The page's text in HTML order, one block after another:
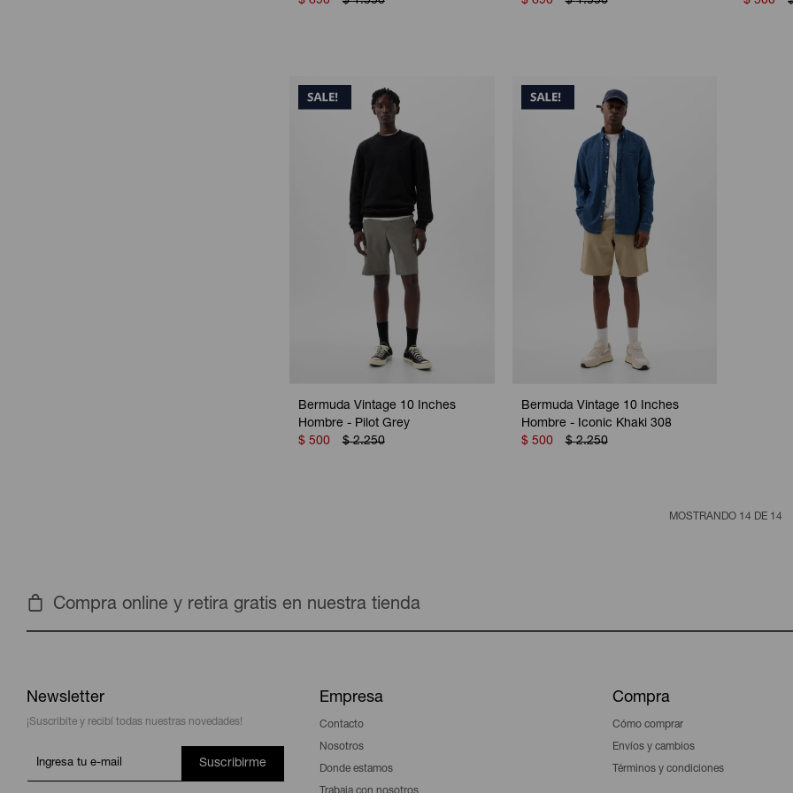
Bermuda Vintage 10 Inches
Hombre - Pilot Grey
$ 500 $ 2.250
Bermuda Vintage 10 Inches
Hombre - Iconic Khaki 308
$ 500 $ 2.250
MOSTRANDO 14 DE 14
Compra online y retira gratis en nuestra tienda
Newsletter
¡Suscribite y recibí todas nuestras novedades!
Suscribirme
Empresa
Contacto
Nosotros
Donde estamos
Compra
Cómo comprar
Envíos y cambios
Términos y condiciones